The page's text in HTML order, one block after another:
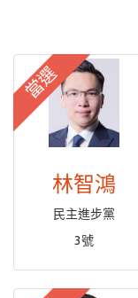
當選
林智鴻
民主進步黨
3號